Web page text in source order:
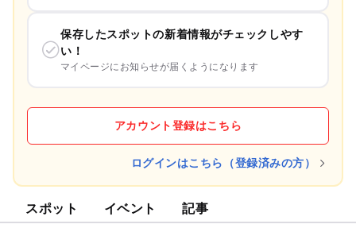
保存したスポットの新着情報がチェックしやす
い！
マイページにお知らせが届くようになります
アカウント登録はこちら
ログインはこちら（登録済みの方）
スポット イベント 記事